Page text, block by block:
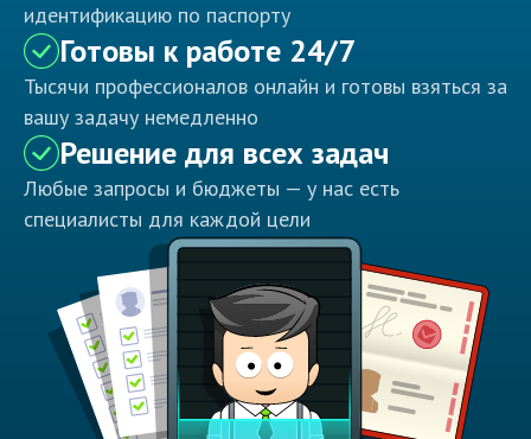
идентификацию по паспорту
Готовы к работе 24/7
Тысячи профессионалов онлайн и готовы взяться за
вашу задачу немедленно
Решение для всех задач
Любые запросы и бюджеты — у нас есть
специалисты для каждой цели